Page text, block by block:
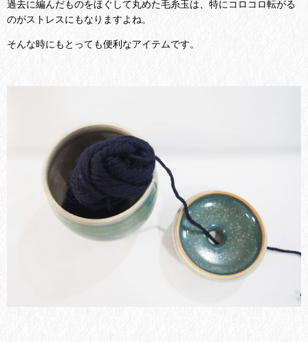
過去に編んだものをほぐして丸めた毛糸玉は、特にコロコロ転がる
のがストレスにもなりますよね。
そんな時にもとっても便利なアイテムです。